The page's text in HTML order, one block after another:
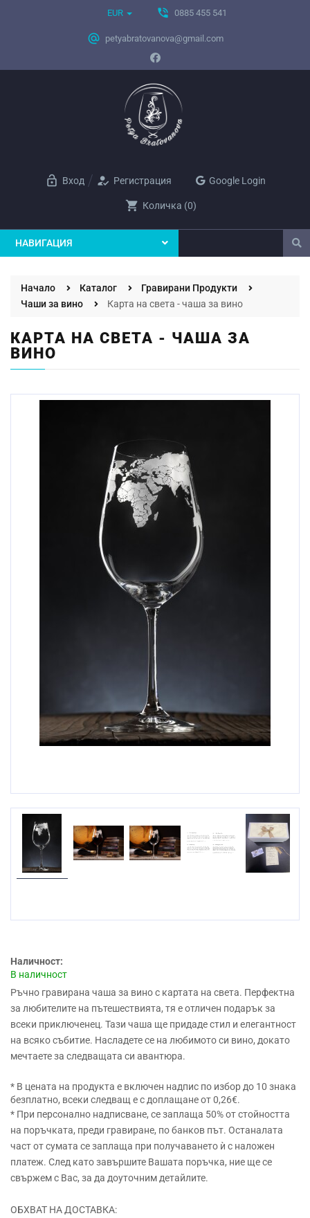
EUR phone_in_talk 0885 455 541
alternate_email petyabratovanova@gmail.com
lock_open Вход how_to_reg Регистрация Google Login
shopping_cart Количка (0)
НАВИГАЦИЯ
Начало Каталог
Гравирани Продукти
Чаши за вино
Карта на света - чаша за вино
КАРТА НА СВЕТА - ЧАША ЗА
ВИНО
Наличност:
В наличност
Ръчно гравирана чаша за вино с картата на света. Перфектна
за любителите на пътешествията, тя е отличен подарък за
всеки приключенец. Тази чаша ще придаде стил и елегантност
на всяко събитие. Насладете се на любимото си вино, докато
мечтаете за следващата си авантюра.
* В цената на продукта е включен надпис по избор до 10 знака
безплатно, всеки следващ е с доплащане от 0,26€.
* При персонално надписване, се заплаща 50% от стойността
на поръчката, преди гравиране, по банков път. Останалата
част от сумата се заплаща при получаването ѝ с наложен
платеж. След като завършите Вашата поръчка, ние ще се
свържем с Вас, за да доуточним детайлите.
ОБХВАТ НА ДОСТАВКА: